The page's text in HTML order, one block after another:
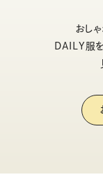
おし
DAILY服を